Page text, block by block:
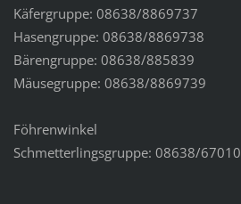
Käfergruppe: 08638/8869737
Hasengruppe: 08638/8869738
Bärengruppe: 08638/885839
Mäusegruppe: 08638/8869739
Föhrenwinkel
Schmetterlingsgruppe: 08638/67010